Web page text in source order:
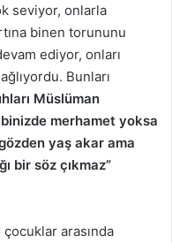
seviyor, onlarla
binen torununu
ediyor, onları
Bunları
Müslüman
merhamet yoksa
yaş akar ama
bir söz çıkmaz”
arasında